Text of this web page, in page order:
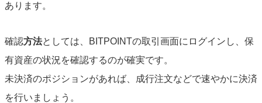
あります。
確認方法としては、BITPOINTの取引画面にログインし、保
有資産の状況を確認するのが確実です。
未決済のポジションがあれば、成行注文などで速やかに決済
を行いましょう。